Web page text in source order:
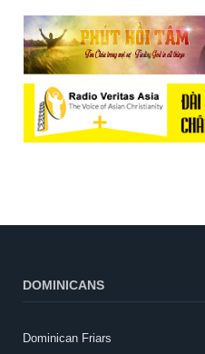
DOMINICANS
Dominican Friars